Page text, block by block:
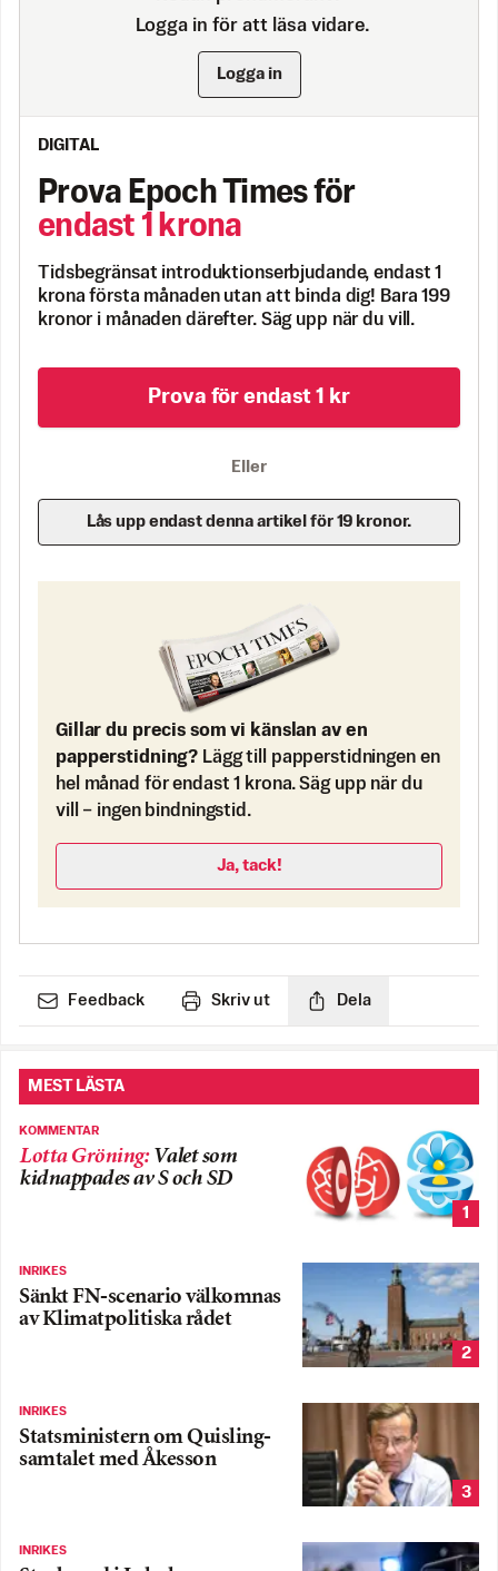
Logga in för att läsa vidare.
Logga in
DIGITAL
Prova Epoch Times för
endast 1 krona
Tidsbegränsat introduktionserbjudande, endast 1
krona första månaden utan att binda dig! Bara 199
kronor i månaden därefter. Säg upp när du vill.
Prova för endast 1 kr
Eller
Lås upp endast denna artikel för 19 kronor.
Gillar du precis som vi känslan av en
papperstidning? Lägg till papperstidningen en
hel månad för endast 1 krona. Säg upp när du
vill – ingen bindningstid.
Ja, tack!
Feedback Skriv ut Dela
MEST LÄSTA
KOMMENTAR
Lotta Gröning: Valet som
kidnappades av S och SD
1
INRIKES
Sänkt FN-scenario välkomnas
av Klimatpolitiska rådet
2
INRIKES
Statsministern om Quisling-
samtalet med Åkesson
3
INRIKES